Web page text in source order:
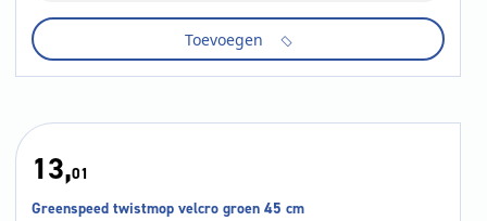
standaard
cm
aantal
Toevoegen
13,01
Greenspeed twistmop velcro groen 45 cm